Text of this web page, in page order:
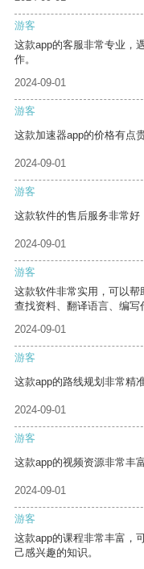
游客
这款app的客服非常专业，
作。
2024-09-01
游客
这款加速器app的价格有点
2024-09-01
游客
这款软件的售后服务非常好
2024-09-01
游客
这款软件非常实用，可以
查找资料、翻译语言、编写
2024-09-01
游客
这款app的路线规划非常精
2024-09-01
游客
这款app的视频资源非常丰
2024-09-01
游客
这款app的课程非常丰富，
己感兴趣的知识。